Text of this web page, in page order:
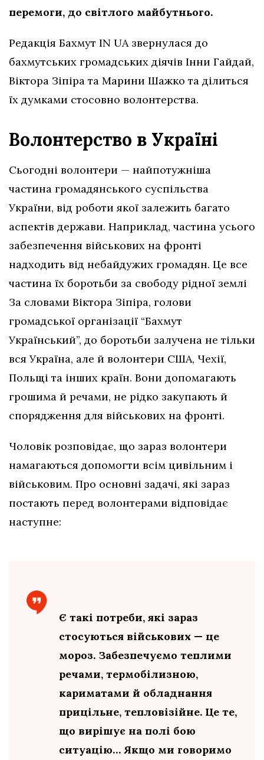
перемоги, до світлого майбутнього.
Редакція Бахмут IN UA звернулася до
бахмутських громадських діячів Інни Гайдай,
Віктора Зіпіра та Марини Шажко та ділиться
їх думками стосовно волонтерства.
Волонтерство в Україні
Сьогодні волонтери — найпотужніша
частина громадянського суспільства
України, від роботи якої залежить багато
аспектів держави. Наприклад, частина усього
забезпечення військових на фронті
надходить від небайдужих громадян. Це все
частина їх боротьби за свободу рідної землі
За словами Віктора Зіпіра, голови
громадської організації “Бахмут
Український”, до боротьби залучена не тільки
вся Україна, але й волонтери США, Чехії,
Польщі та інших країн. Вони допомагають
грошима й речами, не рідко закупають й
спорядження для військових на фронті.
Чоловік розповідає, що зараз волонтери
намагаються допомогти всім цивільним і
військовим. Про основні задачі, які зараз
постають перед волонтерами відповідає
наступне:
Є такі потреби, які зараз
стосуються військових — це
мороз. Забезпечуємо теплими
речами, термобілизною,
кариматами й обладнання
прицільне, тепловізійне. Це те,
що вирішує на полі бою
ситуацію… Якщо ми говоримо